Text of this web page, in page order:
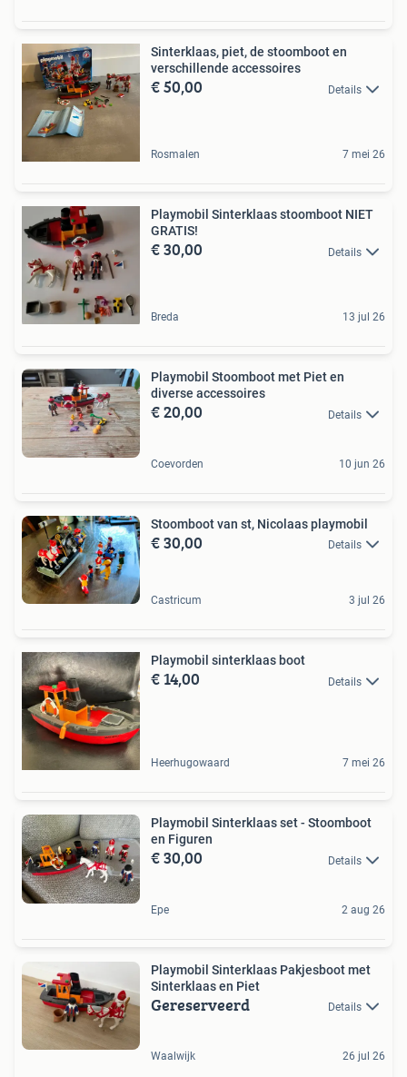
Sinterklaas, piet, de stoomboot en
verschillende accessoires
€ 50,00 Details
Rosmalen 7 mei 26
Playmobil Sinterklaas stoomboot NIET
GRATIS!
€ 30,00 Details
Breda 13 jul 26
Playmobil Stoomboot met Piet en
diverse accessoires
€ 20,00 Details
Coevorden 10 jun 26
Stoomboot van st, Nicolaas playmobil
€ 30,00 Details
Castricum 3 jul 26
Playmobil sinterklaas boot
€ 14,00 Details
Heerhugowaard 7 mei 26
Playmobil Sinterklaas set - Stoomboot
en Figuren
€ 30,00 Details
Epe 2 aug 26
Playmobil Sinterklaas Pakjesboot met
Sinterklaas en Piet
Gereserveerd Details
Waalwijk 26 jul 26